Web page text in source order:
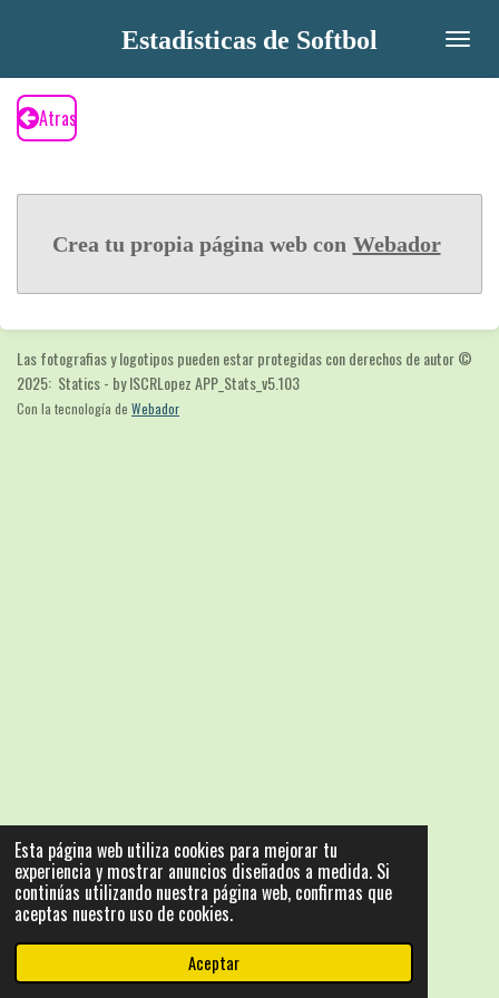
Esta página web utiliza cookies para mejorar tu
experiencia y mostrar anuncios diseñados a medida. Si
continúas utilizando nuestra página web, confirmas que
aceptas nuestro uso de cookies.
Aceptar
contenido
principal
Estadísticas de Softbol
Atras
Crea tu propia página web con Webador
Las fotografias y logotipos pueden estar protegidas con derechos de autor©
2025: Statics - by ISCRLopez APP_Stats_v5.103
Con la tecnología de Webador